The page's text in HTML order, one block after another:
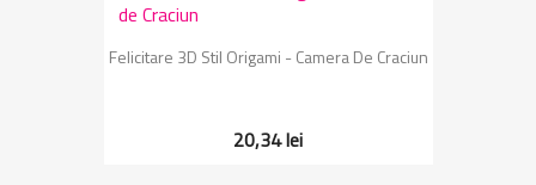
Felicitare 3D Stil Origami - Camera De Craciun
20,34 lei